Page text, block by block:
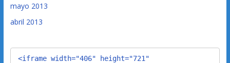
mayo 2013
abril 2013
<iframe width="406" height="721"